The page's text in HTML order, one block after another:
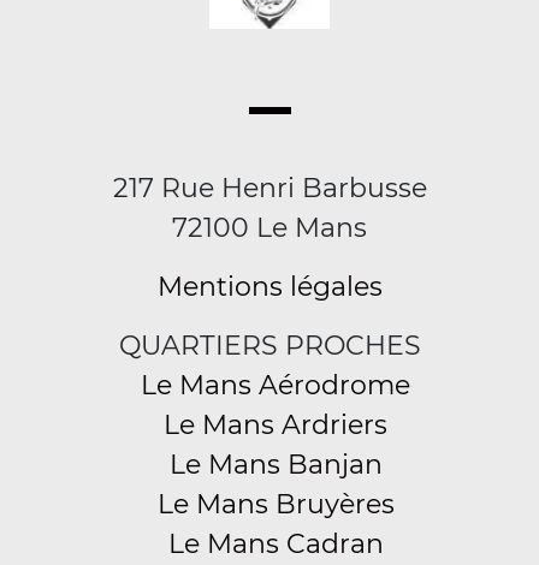
217 Rue Henri Barbusse
72100 Le Mans
Mentions légales
QUARTIERS PROCHES
Le Mans Aérodrome
Le Mans Ardriers
Le Mans Banjan
Le Mans Bruyères
Le Mans Cadran